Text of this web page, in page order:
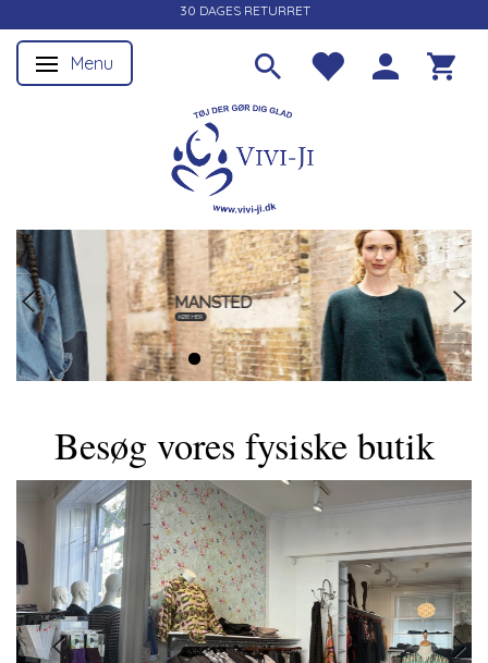
30 DAGES RETURRET
Skifte navigation
Menu
MANSTED
Besøg vores fysiske butik